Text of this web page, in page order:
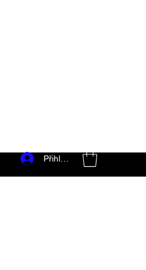
Přihlásit se
bojové vybavení uk muay thai rukavice